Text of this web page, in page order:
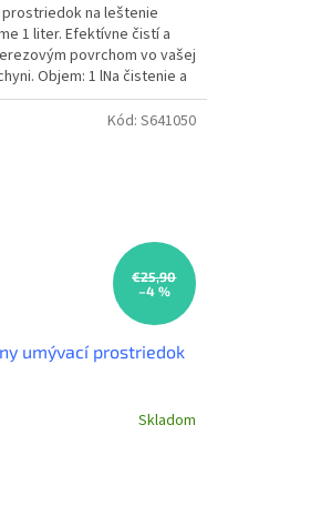
na leštenie
1 liter. Efektívne čistí a
povrchom vo vašej
Objem: 1 lNa čistenie a
€25,90
–4 %
umývací prostriedok
Skladom
Kód: S641050